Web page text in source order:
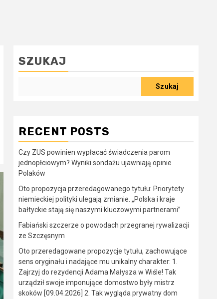
SZUKAJ
Szukaj
RECENT POSTS
Czy ZUS powinien wypłacać świadczenia parom
jednopłciowym? Wyniki sondażu ujawniają opinie
Polaków
Oto propozycja przeredagowanego tytułu: Priorytety
niemieckiej polityki ulegają zmianie. „Polska i kraje
bałtyckie stają się naszymi kluczowymi partnerami”
Fabiański szczerze o powodach przegranej rywalizacji
ze Szczęsnym
Oto przeredagowane propozycje tytułu, zachowujące
sens oryginału i nadające mu unikalny charakter: 1.
Zajrzyj do rezydencji Adama Małysza w Wiśle! Tak
urządził swoje imponujące domostwo były mistrz
skoków [09.04.2026] 2. Tak wygląda prywatny dom